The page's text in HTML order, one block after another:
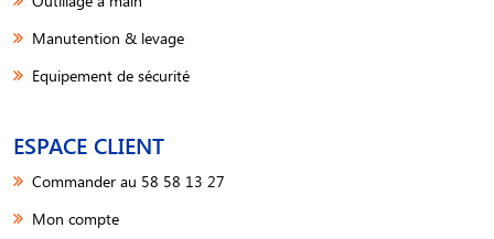
Manutention & levage
Equipement de sécurité
ESPACE CLIENT
Commander au 58 58 13 27
Mon compte